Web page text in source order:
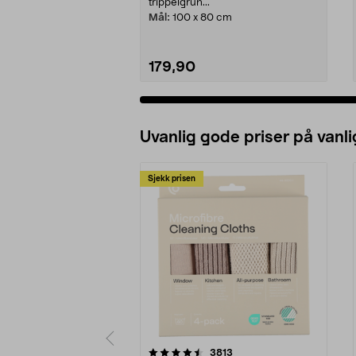
trippelgrun...
Mål: 100 x 80 cm
179,90
Uvanlig gode priser på
Sjekk prisen
3813
4.5av 5 stjerner